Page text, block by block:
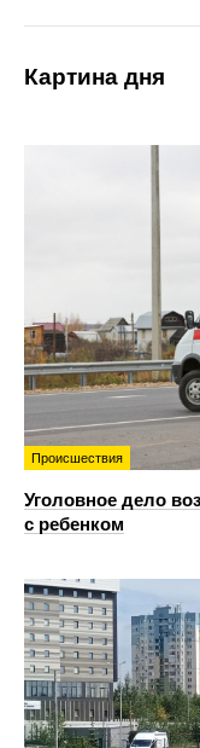
Картина дня
Происшествия
Уголовное дело
с ребенком